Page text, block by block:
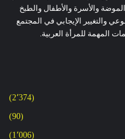
والأسرة والأطفال والطبخ
والتغيير الإيجابي في المجتمع
المهمة للمرأة العربية.
(2٬374)
(90)
(1٬006)